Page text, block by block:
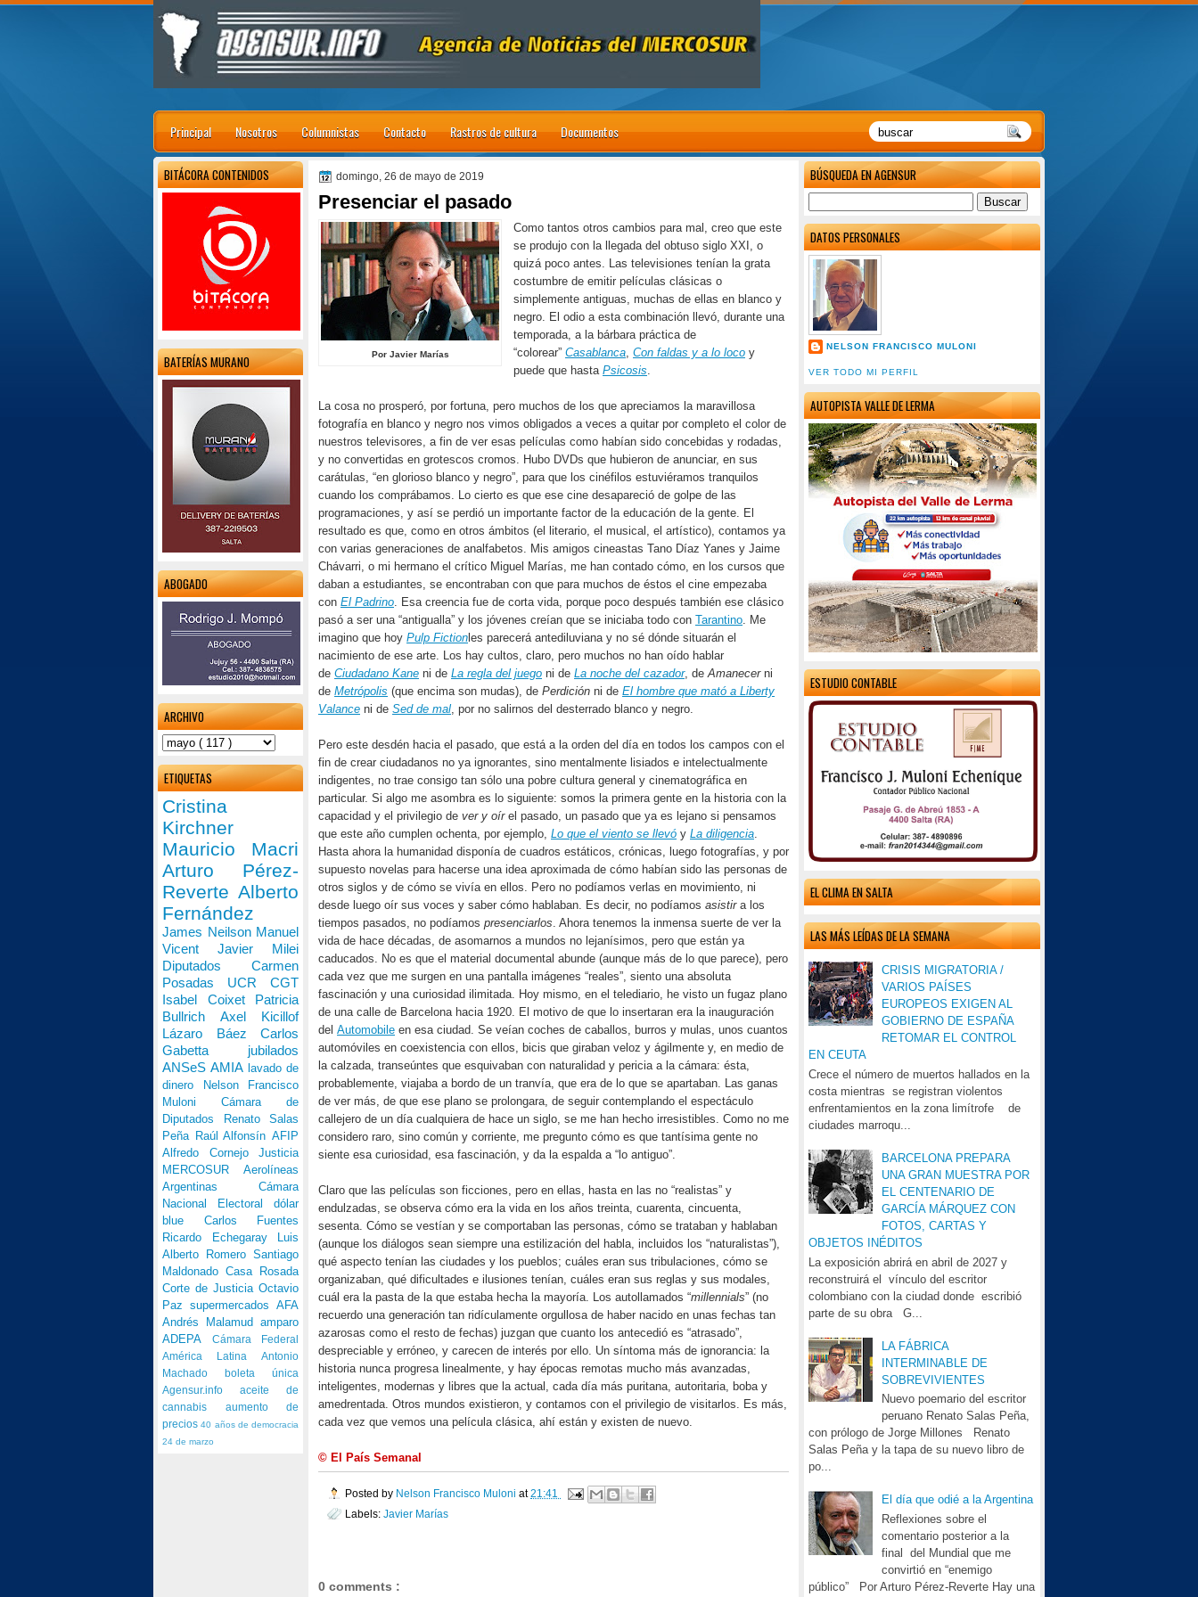
Principal Nosotros Columnistas Contacto Rastros de cultura Documentos
BÚSQUEDA EN AGENSUR
DATOS PERSONALES
NELSON FRANCISCO MULONI
VER TODO MI PERFIL
AUTOPISTA VALLE DE LERMA
ESTUDIO CONTABLE
EL CLIMA EN SALTA
LAS MÁS LEÍDAS DE LA SEMANA
CRISIS MIGRATORIA /
VARIOS PAÍSES
EUROPEOS EXIGEN AL
GOBIERNO DE ESPAÑA
RETOMAR EL CONTROL
EN CEUTA
Crece el número de muertos hallados en la
costa mientras se registran violentos
enfrentamientos en la zona limítrofe de
ciudades marroqu...
BARCELONA PREPARA
UNA GRAN MUESTRA POR
EL CENTENARIO DE
GARCÍA MÁRQUEZ CON
FOTOS, CARTAS Y
OBJETOS INÉDITOS
La exposición abrirá en abril de 2027 y
reconstruirá el vínculo del escritor
colombiano con la ciudad donde escribió
parte de su obra G...
LA FÁBRICA
INTERMINABLE DE
SOBREVIVIENTES
Nuevo poemario del escritor
peruano Renato Salas Peña,
con prólogo de Jorge Millones Renato
Salas Peña y la tapa de su nuevo libro de
po...
El día que odié a la Argentina
Reflexiones sobre el
comentario posterior a la
final del Mundial que me
convirtió en “enemigo
público” Por Arturo Pérez-Reverte Hay una
domingo, 26 de mayo de 2019
Presenciar el pasado
Por Javier Marías
Como tantos otros cambios para mal, creo que este
se produjo con la llegada del obtuso siglo XXI, o
quizá poco antes. Las televisiones tenían la grata
costumbre de emitir películas clásicas o
simplemente antiguas, muchas de ellas en blanco y
negro. El odio a esta combinación llevó, durante una
temporada, a la bárbara práctica de
“colorear” Casablanca Con faldas y a lo loco y
puede que hasta Psicosis
La cosa no prosperó, por fortuna, pero muchos de los que apreciamos la maravillosa
fotografía en blanco y negro nos vimos obligados a veces a quitar por completo el color de
nuestros televisores, a fin de ver esas películas como habían sido concebidas y rodadas,
y no convertidas en grotescos cromos. Hubo DVDs que hubieron de anunciar, en sus
carátulas, “en glorioso blanco y negro”, para que los cinéfilos estuviéramos tranquilos
cuando los comprábamos. Lo cierto es que ese cine desapareció de golpe de las
programaciones, y así se perdió un importante factor de la educación de la gente. El
resultado es que, como en otros ámbitos (el literario, el musical, el artístico), contamos ya
con varias generaciones de analfabetos. Mis amigos cineastas Tano Díaz Yanes y Jaime
Chávarri, o mi hermano el crítico Miguel Marías, me han contado cómo, en los cursos que
daban a estudiantes, se encontraban con que para muchos de éstos el cine empezaba
con El Padrino . Esa creencia fue de corta vida, porque poco después también ese clásico
pasó a ser una “antigualla” y los jóvenes creían que se iniciaba todo con Tarantino . Me
imagino que hoy Pulp Fictionles parecerá antediluviana y no sé dónde situarán el
nacimiento de ese arte. Los hay cultos, claro, pero muchos no han oído hablar
de Ciudadano Kane ni de La regla del juego ni de La noche del cazador, de Amanecerni
de Metrópolis (que encima son mudas), de Perdición ni de El hombre que mató a Liberty
Valance ni de Sed de mal , por no salirnos del desterrado blanco y negro.
Pero este desdén hacia el pasado, que está a la orden del día en todos los campos con el
fin de crear ciudadanos no ya ignorantes, sino mentalmente lisiados e intelectualmente
indigentes, no trae consigo tan sólo una pobre cultura general y cinematográfica en
particular. Si algo me asombra es lo siguiente: somos la primera gente en la historia con la
capacidad y el privilegio de ver y oírel pasado, un pasado que ya es lejano si pensamos
que este año cumplen ochenta, por ejemplo, Lo que el viento se llevó y La diligencia
Hasta ahora la humanidad disponía de cuadros estáticos, crónicas, luego fotografías, y por
supuesto novelas para hacerse una idea aproximada de cómo habían sido las personas de
otros siglos y de cómo se vivía en ellos. Pero no podíamos verlas en movimiento, ni
desde luego oír sus voces y saber cómo hablaban. Es decir, no podíamos asistira los
tiempos pasados, no podíamos presenciarlos . Ahora tenemos la inmensa suerte de ver la
vida de hace décadas, de asomarnos a mundos no lejanísimos, pero que están ya
caducados. No es que el material documental abunde (aunque más de lo que parece), pero
cada vez que me surgen en una pantalla imágenes “reales”, siento una absoluta
fascinación y una curiosidad ilimitada. Hoy mismo, en el telediario, he visto un fugaz plano
de una calle de Barcelona hacia 1920. El motivo de que lo insertaran era la inauguración
del Automobile en esa ciudad. Se veían coches de caballos, burros y mulas, unos cuantos
automóviles en coexistencia con ellos, bicis que giraban veloz y ágilmente y, en medio de
la calzada, transeúntes que esquivaban con naturalidad y pericia a la cámara: ésta,
probablemente, viajaba a bordo de un tranvía, que era de lo que se apartaban. Las ganas
de ver más, de que ese plano se prolongara, de seguir contemplando el espectáculo
callejero de un día cualquiera de hace un siglo, se me han hecho irresistibles. Como no me
considero raro, sino común y corriente, me pregunto cómo es que tantísima gente no
siente esa curiosidad, esa fascinación, y da la espalda a “lo antiguo”.
Claro que las películas son ficciones, pero en ellas, hasta en las no “realistas” y
endulzadas, se observa cómo era la vida en los años treinta, cuarenta, cincuenta,
sesenta. Cómo se vestían y se comportaban las personas, cómo se trataban y hablaban
(aunque los diálogos sean siempre una estilización del habla, incluidos los “naturalistas”),
qué aspecto tenían las ciudades y los pueblos; cuáles eran sus tribulaciones, cómo se
organizaban, qué dificultades e ilusiones tenían, cuáles eran sus reglas y sus modales,
cuál era la pasta de la que estaba hecha la mayoría. Los autollamados “millennials” (no
recuerdo una generación tan ridículamente orgullosa de haber nacido en unas fechas tan
azarosas como el resto de fechas) juzgan que cuanto los antecedió es “atrasado”,
despreciable y erróneo, y carecen de interés por ello. Un síntoma más de ignorancia: la
historia nunca progresa linealmente, y hay épocas remotas mucho más avanzadas,
inteligentes, modernas y libres que la actual, cada día más puritana, autoritaria, boba y
amedrentada. Otros mundos existieron, y contamos con el privilegio de visitarlos. Es más,
cada vez que vemos una película clásica, ahí están y existen de nuevo.
© El País Semanal
Posted by Nelson Francisco Muloni at21:41
Labels: Javier Marías
0 comments :
BITÁCORA CONTENIDOS
BATERÍAS MURANO
ABOGADO
ARCHIVO
ETIQUETAS
Cristina
Kirchner
Mauricio Macri
Arturo Pérez-
Reverte Alberto
Fernández
James Neilson Manuel
Vicent Javier Milei
Diputados Carmen
Posadas UCR CGT
Isabel Coixet Patricia
Bullrich Axel Kicillof
Lázaro Báez Carlos
Gabetta jubilados
ANSeSAMIA lavado de
dinero
Nelson Francisco
Muloni Cámara de
Diputados
Renato Salas
Peña Raúl AlfonsínAFIP
Alfredo Cornejo Justicia
MERCOSUR Aerolíneas
Argentinas Cámara
Nacional Electoral dólar
blue Carlos Fuentes
Ricardo Echegaray
Luis
Alberto Romero Santiago
Maldonado Casa Rosada
Corte de Justicia Octavio
Paz supermercados AFA
Andrés Malamud amparo
ADEPA
Cámara Federal
América Latina Antonio
Machado boleta única
Agensur.info aceite de
cannabis aumento de
precios40 años de democracia
24 de marzo